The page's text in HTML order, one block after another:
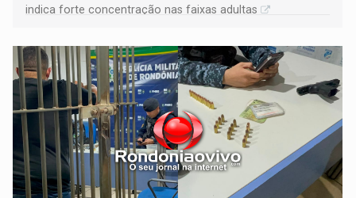
indica forte concentração nas faixas adultas